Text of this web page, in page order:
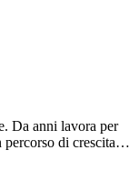
Da anni lavora per
percorso di crescita…